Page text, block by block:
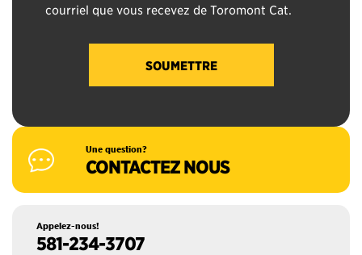
courriel que vous recevez de Toromont Cat.
Une question?
CONTACTEZ NOUS
Appelez-nous!
581-234-3707